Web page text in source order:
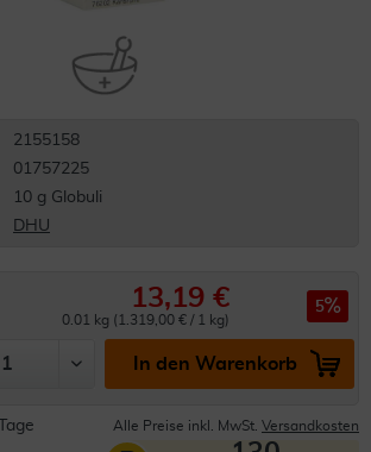
2155158
01757225
10 g Globuli
DHU
13,19 €
0.01 kg (1.319,00 € / 1 kg)
5
In den Warenkorb
Alle Preise inkl. MwSt. Versandkosten